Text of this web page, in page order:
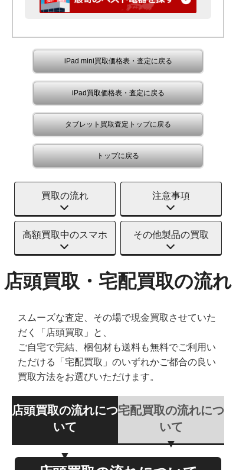
iPad mini買取価格表・査定に戻る
iPad買取価格表・査定に戻る
タブレット買取査定トップに戻る
トップに戻る
買取の流れ 注意事項
高額買取中のスマホ その他製品の買取
店頭買取・宅配買取の流れ
スムーズな査定、その場で現金買取させていた
だく「店頭買取」と、
ご自宅で完結、梱包材も送料も無料でご利用い
ただける「宅配買取」のいずれかご都合の良い
買取方法をお選びいただけます。
店頭買取の流れにつ
いて
宅配買取の流れにつ
いて